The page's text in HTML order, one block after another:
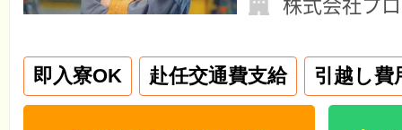
即入寮OK 赴任交通費支給 引越し費